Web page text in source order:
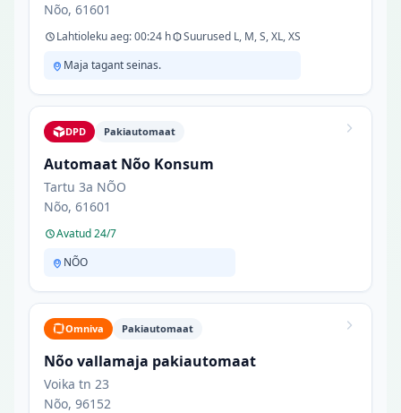
Nõo, 61601
Lahtioleku aeg: 00:24 h
Suurused L, M, S, XL, XS
Maja tagant seinas.
DPD Pakiautomaat
Automaat Nõo Konsum
Tartu 3a NÕO
Nõo, 61601
Avatud 24/7
NÕO
Omniva Pakiautomaat
Nõo vallamaja pakiautomaat
Voika tn 23
Nõo, 96152